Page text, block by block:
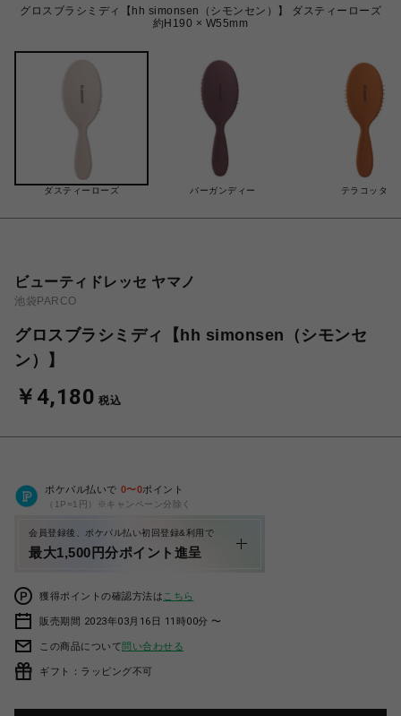
グロスブラシミディ【hh simonsen（シモンセン）】 ダスティーローズ
約H190 × W55mm
ダスティーローズ バーガンディー テラコッタ
ビューティドレッセ ヤマノ
池袋PARCO
グロスブラシミディ【hh simonsen（シモンセ
ン）】
￥4,180 税込
ポケパル払いで 0〜0ポイント
（1P=1円）※キャンペーン分除く
会員登録後、ポケパル払い初回登録&利用で
最大1,500円分ポイント進呈
獲得ポイントの確認方法は こちら
販売期間 2023年03月16日 11時00分 〜
この商品について問い合わせる
ギフト：ラッピング不可